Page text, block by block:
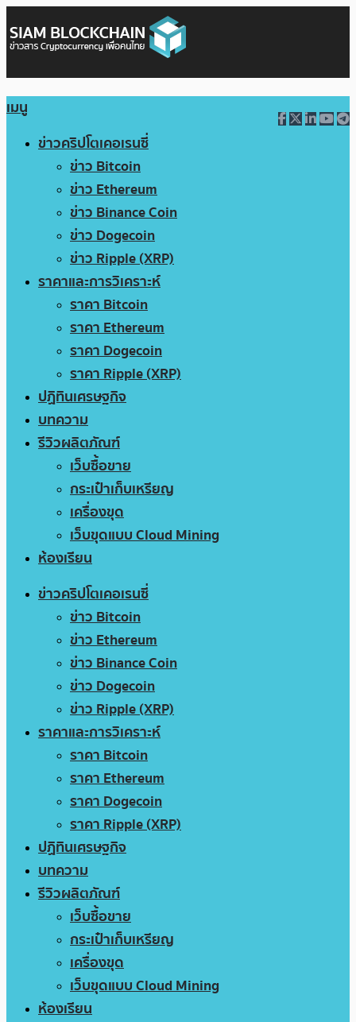
เมนู
ข่าวคริปโตเคอเรนซี่
ข่าว Bitcoin
ข่าว Ethereum
ข่าว Binance Coin
ข่าว Dogecoin
ข่าว Ripple (XRP)
ราคาและการวิเคราะห์
ราคา Bitcoin
ราคา Ethereum
ราคา Dogecoin
ราคา Ripple (XRP)
ปฏิทินเศรษฐกิจ
บทความ
รีวิวผลิตภัณฑ์
เว็บซื้อขาย
กระเป๋าเก็บเหรียญ
เครื่องขุด
เว็บขุดแบบ Cloud Mining
ห้องเรียน
ข่าวคริปโตเคอเรนซี่
ข่าว Bitcoin
ข่าว Ethereum
ข่าว Binance Coin
ข่าว Dogecoin
ข่าว Ripple (XRP)
ราคาและการวิเคราะห์
ราคา Bitcoin
ราคา Ethereum
ราคา Dogecoin
ราคา Ripple (XRP)
ปฏิทินเศรษฐกิจ
บทความ
รีวิวผลิตภัณฑ์
เว็บซื้อขาย
กระเป๋าเก็บเหรียญ
เครื่องขุด
เว็บขุดแบบ Cloud Mining
ห้องเรียน